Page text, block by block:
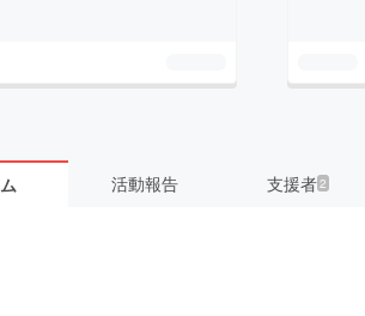
活動報告 支援者2